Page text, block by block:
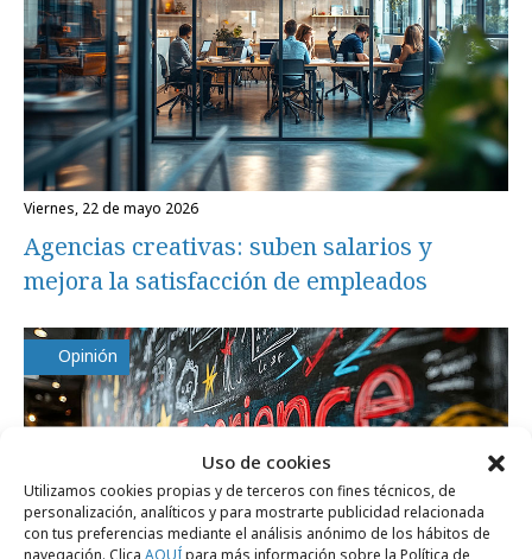
Uso de cookies
Utilizamos cookies propias y de terceros con fines técnicos, de
personalización, analíticos y para mostrarte publicidad relacionada
con tus preferencias mediante el análisis anónimo de los hábitos de
navegación. Clica AQUÍpara más información sobre la Política de
viernes, 22 de mayo 2026
Agencias creativas: suben salarios y
mejora la satisfacción de empleados
Opinión